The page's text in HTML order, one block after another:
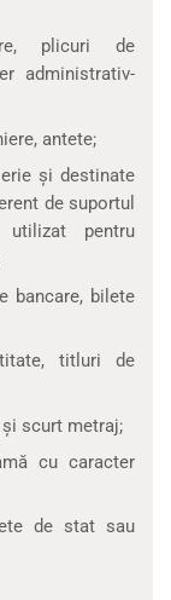
plicuri de
administrativ-
antete;
și destinate
de suportul
pentru
bancare, bilete
titluri de
scurt metraj;
cu caracter
de stat sau